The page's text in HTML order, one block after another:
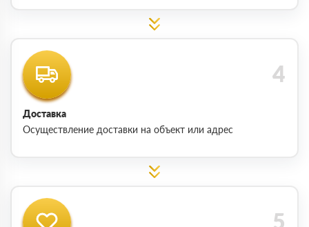
Доставка
Осуществление доставки на объект или адрес